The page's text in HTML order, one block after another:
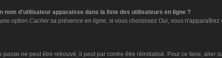
nom d'utilisateur apparaisse dans la liste des utilisateurs en ligne ?
option Cacher sa présence en ligne, si vous choisissez Oui, vous
passe ne peut être retrouvé, il peut par contre être réinitialisé. Pour ce faire, aller